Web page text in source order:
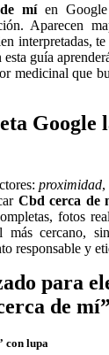
míen Google
Aparecen
interpretadas,
guía
medicinal que
Google
proximidad
Cbd cerca de
fotos
cercano,
responsable y
para
de mí”
con lupa